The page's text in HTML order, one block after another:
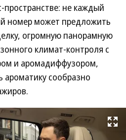
не каждый
номер может предложить
огромную панорамную
климат-контроля с
и аромадиффузором,
сообразно
Развернуть